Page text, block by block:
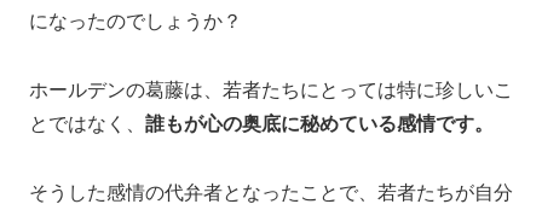
になったのでしょうか？
ホールデンの葛藤は、若者たちにとっては特に珍しいこ
とではなく、 誰もが心の奥底に秘めている感情です。
そうした感情の代弁者となったことで、若者たちが自分